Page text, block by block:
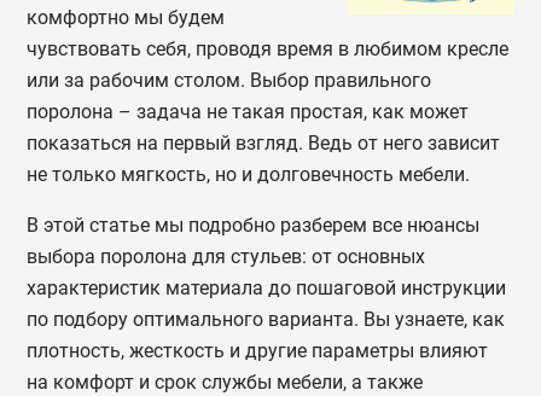
комфортно мы будем
чувствовать себя, проводя время в любимом кресле
или за рабочим столом. Выбор правильного
поролона – задача не такая простая, как может
показаться на первый взгляд. Ведь от него зависит
не только мягкость, но и долговечность мебели.
В этой статье мы подробно разберем все нюансы
выбора поролона для стульев: от основных
характеристик материала до пошаговой инструкции
по подбору оптимального варианта. Вы узнаете, как
плотность, жесткость и другие параметры влияют
на комфорт и срок службы мебели, а также